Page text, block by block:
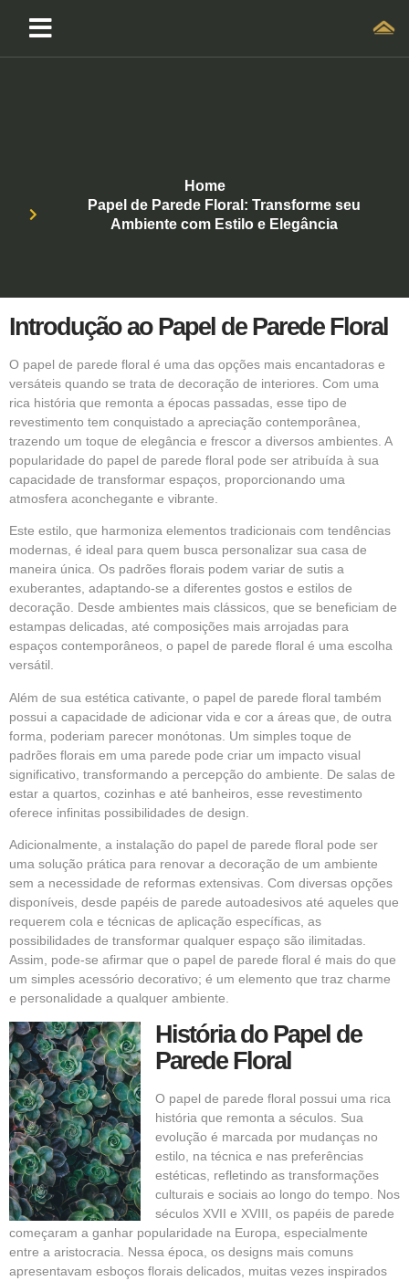
Home
Papel de Parede Floral: Transforme seu
Ambiente com Estilo e Elegância
Introdução ao Papel de Parede Floral
O papel de parede floral é uma das opções mais encantadoras e
versáteis quando se trata de decoração de interiores. Com uma
rica história que remonta a épocas passadas, esse tipo de
revestimento tem conquistado a apreciação contemporânea,
trazendo um toque de elegância e frescor a diversos ambientes. A
popularidade do papel de parede floral pode ser atribuída à sua
capacidade de transformar espaços, proporcionando uma
atmosfera aconchegante e vibrante.
Este estilo, que harmoniza elementos tradicionais com tendências
modernas, é ideal para quem busca personalizar sua casa de
maneira única. Os padrões florais podem variar de sutis a
exuberantes, adaptando-se a diferentes gostos e estilos de
decoração. Desde ambientes mais clássicos, que se beneficiam de
estampas delicadas, até composições mais arrojadas para
espaços contemporâneos, o papel de parede floral é uma escolha
versátil.
Além de sua estética cativante, o papel de parede floral também
possui a capacidade de adicionar vida e cor a áreas que, de outra
forma, poderiam parecer monótonas. Um simples toque de
padrões florais em uma parede pode criar um impacto visual
significativo, transformando a percepção do ambiente. De salas de
estar a quartos, cozinhas e até banheiros, esse revestimento
oferece infinitas possibilidades de design.
Adicionalmente, a instalação do papel de parede floral pode ser
uma solução prática para renovar a decoração de um ambiente
sem a necessidade de reformas extensivas. Com diversas opções
disponíveis, desde papéis de parede autoadesivos até aqueles que
requerem cola e técnicas de aplicação específicas, as
possibilidades de transformar qualquer espaço são ilimitadas.
Assim, pode-se afirmar que o papel de parede floral é mais do que
um simples acessório decorativo; é um elemento que traz charme
e personalidade a qualquer ambiente.
História do Papel de
Parede Floral
O papel de parede floral possui uma rica
história que remonta a séculos. Sua
evolução é marcada por mudanças no
estilo, na técnica e nas preferências
estéticas, refletindo as transformações
culturais e sociais ao longo do tempo. Nos
séculos XVII e XVIII, os papéis de parede
começaram a ganhar popularidade na Europa, especialmente
entre a aristocracia. Nessa época, os designs mais comuns
apresentavam esboços florais delicados, muitas vezes inspirados